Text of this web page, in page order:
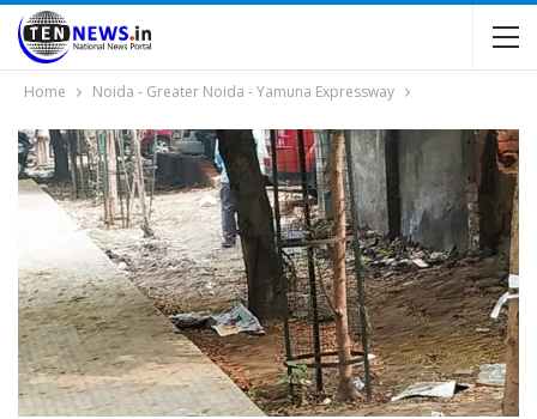
Home Noida - Greater Noida - Yamuna Expressway